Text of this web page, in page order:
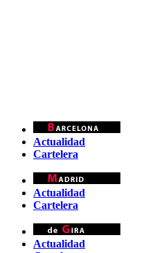
Actualidad
Cartelera
Actualidad
Cartelera
Actualidad